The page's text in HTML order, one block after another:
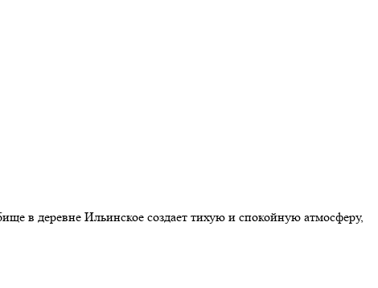
в деревне Ильинское создает тихую и спокойную атмосферу,